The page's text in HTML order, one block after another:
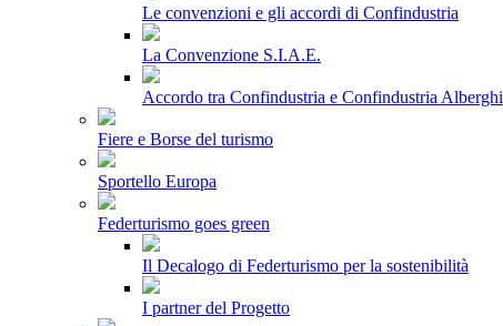
Le convenzioni e gli accordi di Confindustria
La Convenzione S.I.A.E.
Accordo tra Confindustria e Confindustria Alberghi
Fiere e Borse del turismo
Sportello Europa
Federturismo goes green
Il Decalogo di Federturismo per la sostenibilità
I partner del Progetto